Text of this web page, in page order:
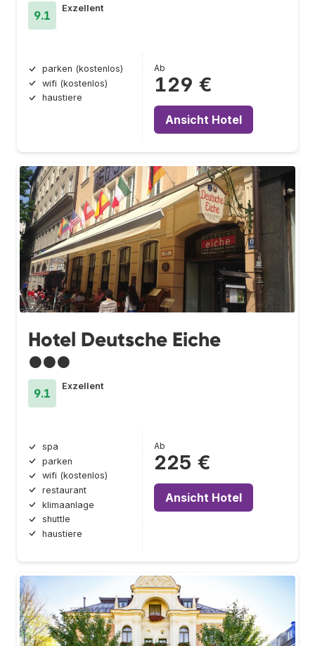
9.1
Exzellent
parken (kostenlos)
wifi (kostenlos)
haustiere
Ab
129 €
Ansicht Hotel
Hotel Deutsche Eiche
●●●
9.1
Exzellent
spa
parken
wifi (kostenlos)
restaurant
klimaanlage
shuttle
haustiere
Ab
225 €
Ansicht Hotel